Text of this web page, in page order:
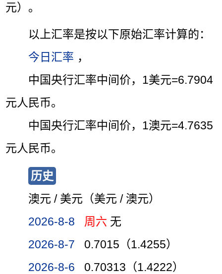
元）。
以上汇率是按以下原始汇率计算的：
今日汇率 ，
中国央行汇率中间价，1美元=6.7904
元人民币。
中国央行汇率中间价，1澳元=4.7635
元人民币。
历史
澳元 / 美元（美元 / 澳元）
2026-8-8
周六 无
2026-8-7
0.7015（1.4255）
2026-8-6
0.70313（1.4222）